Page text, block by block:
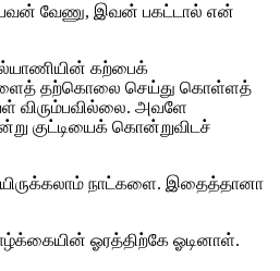
வேணு, இவன் பகட்டால் என்
கற்பைக்
அவளைத் தற்கொலை செய்து கொள்ளத்
விரும்பவில்லை. அவளே
குட்டியைக் கொன்றுவிடச்
நாட்களை. இதைத்தானா
ஓரத்திற்கே ஓடினாள்.